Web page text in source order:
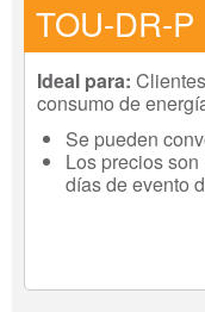
TOU-DR-P
Ideal para:
consumo de
Se pueden
Los precios
días de evento